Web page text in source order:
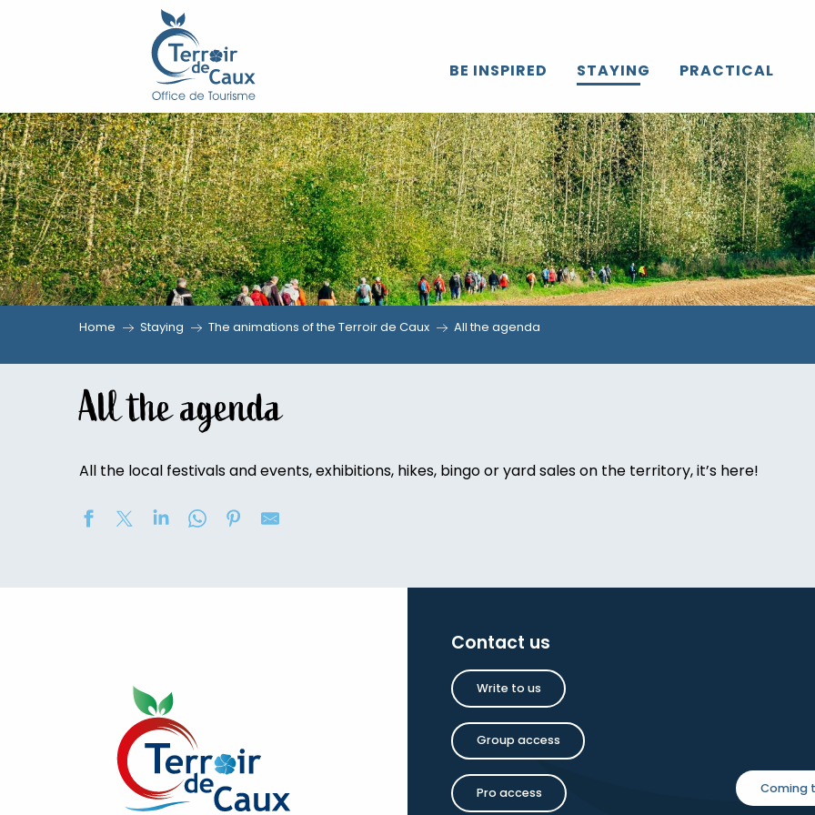
BE INSPIRED STAYING PRACTICAL
Home Staying The animations of the Terroir de Caux All the agenda
All the agenda
All the local festivals and events, exhibitions, hikes, bingo or yard sales on the territory, it’s here!
Exposition de peinture : Elisabeth Haloo Joye et Françoise Dauchot
Exposition de peinture - Karine Duriez
[Exposition] Peinture comme photo, photo comme peinture
Exposition : Bénédicte, Cédric & René Vardon
Stage de natation 2026
Exposition : au jardin potager
Marche douce et botanique
Contact us
Write to us
Group access
Pro access Coming